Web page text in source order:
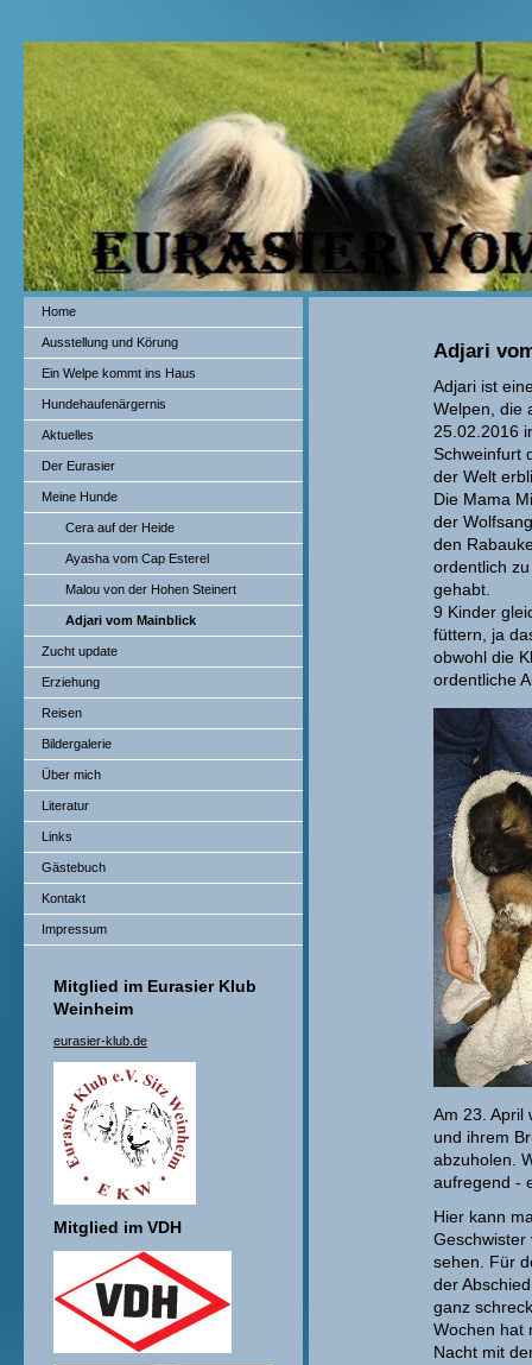
Home
Ausstellung und Körung
Ein Welpe kommt ins Haus
Hundehaufenärgernis
Aktuelles
Der Eurasier
Meine Hunde
Cera auf der Heide
Ayasha vom Cap Esterel
Malou von der Hohen Steinert
Adjari vom Mainblick
Zucht update
Erziehung
Reisen
Bildergalerie
Über mich
Literatur
Links
Gästebuch
Kontakt
Impressum
Mitglied im Eurasier Klub
Weinheim
eurasier-klub.de
Mitglied im VDH
Adjari
Adjari ist
Welpen, die
25.02.2016
Schweinfurt
der Welt
Die Mama
der
den
ordentlich
gehabt.
9 Kinder
füttern, ja
obwohl die
ordentliche
Am 23. April
und ihrem
abzuholen.
aufregend -
Hier kann
Geschwister
sehen. Für
der
ganz
Wochen hat
Nacht mit